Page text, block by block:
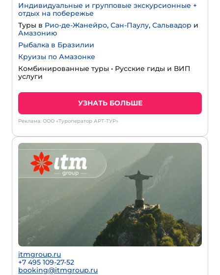
Индивидуальные и групповые экскурсионные +
отдых на побережье
Туры в Рио-де-Жанейро, Сан-Паулу, Сальвадор и
Амазонию
Рыбалка в Бразилии
Круизы по Амазонке
Комбинированные туры • Русские гиды и ВИП
услуги
УЗНАТЬ БОЛЬШЕ
Реклама: ООО «Туроператор АРТ-ТУР»
itmgroup.ru
+7 495 109-27-52
booking@itmgroup.ru